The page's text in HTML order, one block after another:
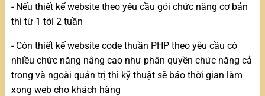
- Nếu thiết kế website theo yêu cầu gói chức năng cơ bản
thì từ 1 tới 2 tuần
- Còn thiết kế website code thuần PHP theo yêu cầu có
nhiều chức năng nâng cao như phân quyền chức năng cả
trong và ngoài quản trị thì kỹ thuật sẽ báo thời gian làm
xong web cho khách hàng